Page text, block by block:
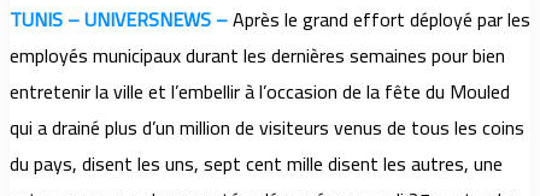
TUNIS – UNIVERSNEWS –Après le grand effort déployé par les
employés municipaux durant les dernières semaines pour bien
entretenir la ville et l’embellir à l’occasion de la fête du Mouled
qui a drainé plus d’un million de visiteurs venus de tous les coins
du pays, disent les uns, sept cent mille disent les autres, une